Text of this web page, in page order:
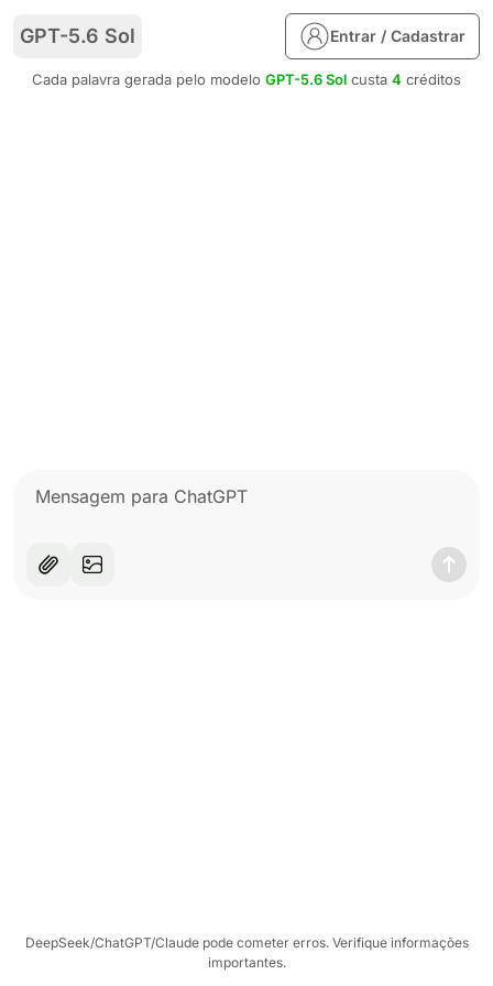
GPT-5.6 Sol Entrar / Cadastrar
Cada palavra gerada pelo modelo GPT-5.6 Sol custa 4 créditos
DeepSeek/ChatGPT/Claude pode cometer erros. Verifique informações
importantes.